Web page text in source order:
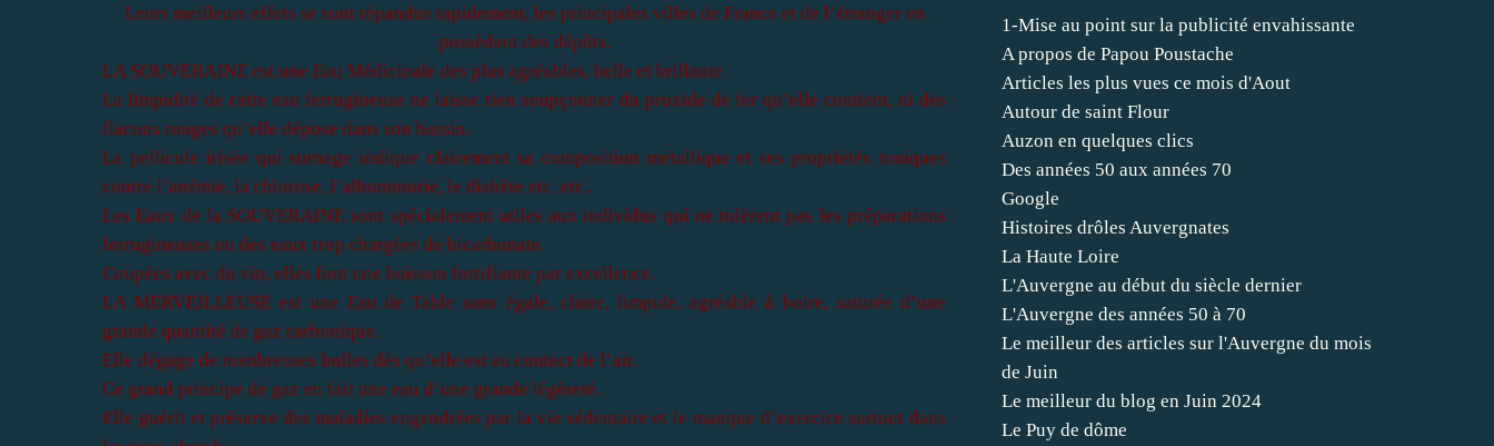
Leurs meilleurs effets se sont répandus rapidement, les principales villes de France et de l’étranger en
possèdent des dépôts.
LA SOUVERAINE est une Eau Médicinale des plus agréables, belle et brillante
La limpidité de cette eau ferrugineuse ne laisse rien soupçonner du proxide de fer qu’elle contient, ni des
flacons rouges qu’elle dépose dans son bassin.
La pellicule irisée qui surnage indique clairement sa composition métallique et ses propriétés toniques
contre l’anémie, la chlorose, l’albuminurie, le diabète etc. etc..
Les Eaux de la SOUVERAINE sont spécialement utiles aux individus qui ne tolèrent pas les préparations
ferrugineuses ou des eaux trop chargées de bicarbonate.
Coupées avec du vin, elles font une boisson fortifiante par excellence.
LA MERVEILLEUSE est une Eau de Table sans égale, claire, limpide, agréable à boire, saturée d’une
grande quantité de gaz carbonique.
Elle dégage de nombreuses bulles dès qu’elle est au contact de l’air.
Ce grand principe de gaz en fait une eau d’une grande légèreté.
Elle guérit et préserve des maladies engendrées par la vie sédentaire et le manque d’exercice surtout dans
1-Mise au point sur la publicité envahissante
A propos de Papou Poustache
Articles les plus vues ce mois d'Aout
Autour de saint Flour
Auzon en quelques clics
Des années 50 aux années 70
Google
Histoires drôles Auvergnates
La Haute Loire
L'Auvergne au début du siècle dernier
L'Auvergne des années 50 à 70
Le meilleur des articles sur l'Auvergne du mois
de Juin
Le meilleur du blog en Juin 2024
Le Puy de dôme